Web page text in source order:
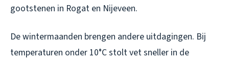
gootstenen in Rogat en Nijeveen.
De wintermaanden brengen andere uitdagingen. Bij
temperaturen onder 10°C stolt vet sneller in de